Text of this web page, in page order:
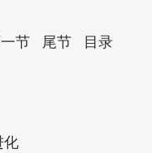
节 尾节 目录
化